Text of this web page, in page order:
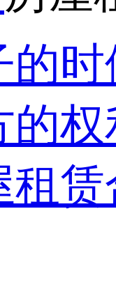
的
的
租